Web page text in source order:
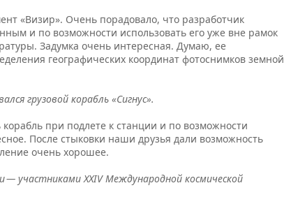
«Визир». Очень порадовало, что разработчик
и по возможности использовать его уже вне рамок
Задумка очень интересная. Думаю, ее
географических координат фотоснимков земной
грузовой корабль «Сигнус».
при подлете к станции и по возможности
После стыковки наши друзья дали возможность
очень хорошее.
участниками XXIV Международной космической